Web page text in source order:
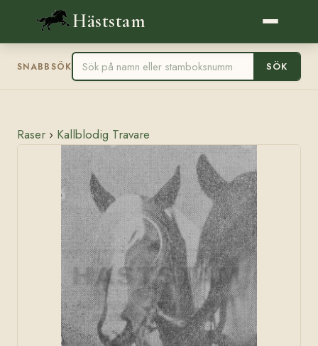
Häststam
SNABBSÖK SÖK
Raser › Kallblodig Travare